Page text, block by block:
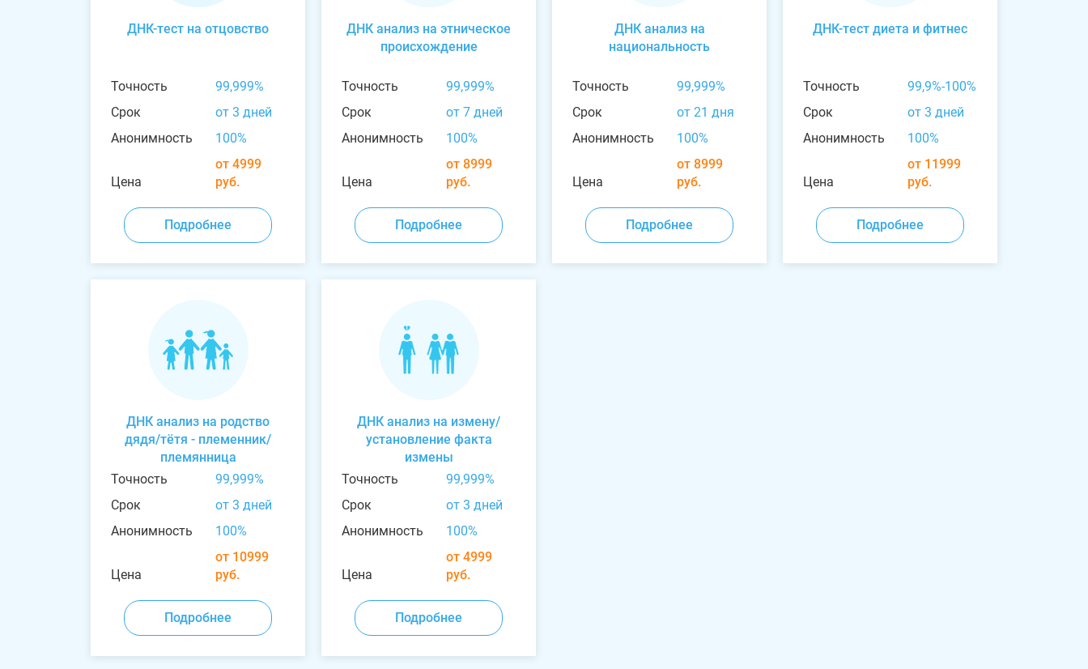
ДНК-тест на отцовство
Точность
99,999%
Срок
от 3 дней
Анонимность
100%
Цена
от 4999
руб.
Подробнее
ДНК анализ на этническое
происхождение
Точность
99,999%
Срок
от 7 дней
Анонимность
100%
Цена
от 8999
руб.
Подробнее
ДНК анализ на
национальность
Точность
99,999%
Срок
от 21 дня
Анонимность
100%
Цена
от 8999
руб.
Подробнее
ДНК-тест диета и фитнес
Точность
99,9%-100%
Срок
от 3 дней
Анонимность
100%
Цена
от 11999
руб.
Подробнее
ДНК анализ на родство
дядя/тётя - племенник/
племянница
Точность
99,999%
Срок
от 3 дней
Анонимность
100%
Цена
от 10999
руб.
Подробнее
ДНК анализ на измену/
установление факта
измены
Точность
99,999%
Срок
от 3 дней
Анонимность
100%
Цена
от 4999
руб.
Подробнее